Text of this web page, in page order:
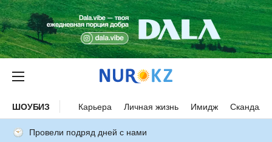
ШОУБИЗ Карьера Личная жизнь Имидж Скандалы
Провели подряд дней с нами